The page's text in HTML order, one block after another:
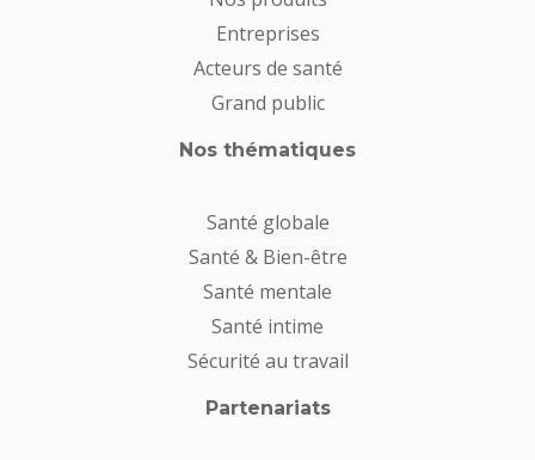
Entreprises
Acteurs de santé
Grand public
Nos thématiques
Santé globale
Santé & Bien-être
Santé mentale
Santé intime
Sécurité au travail
Partenariats